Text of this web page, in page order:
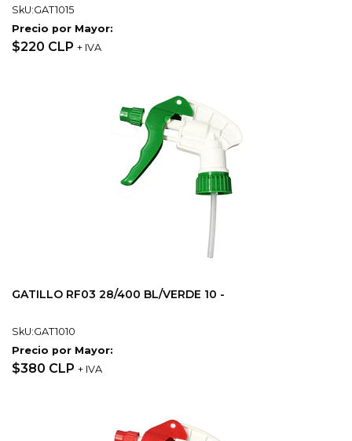
SkU:GAT1015
Precio por Mayor:
$220 CLP + IVA
GATILLO RF03 28/400 BL/VERDE 10 -
SkU:GAT1010
Precio por Mayor:
$380 CLP + IVA